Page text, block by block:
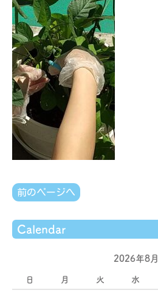
前のページへ
Calendar
2026年8月
日 月 火 水